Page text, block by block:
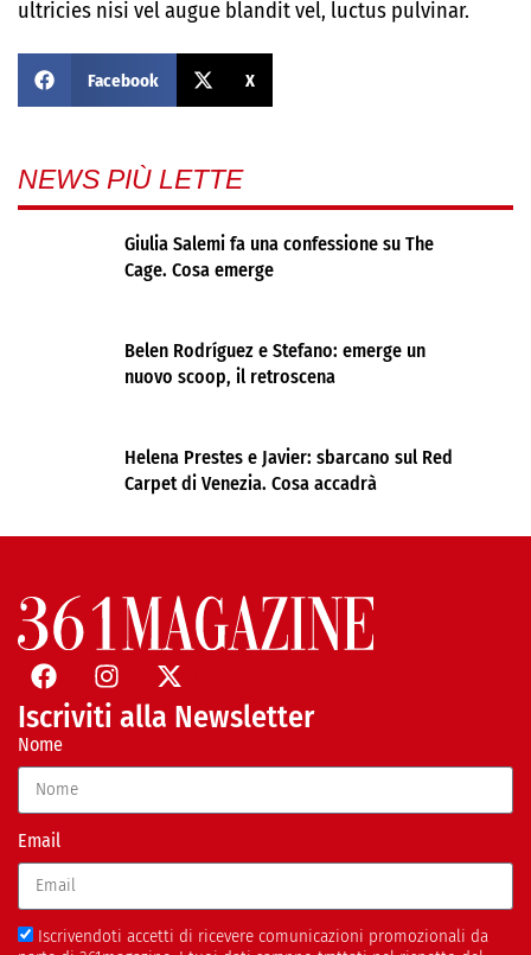
ultricies nisi vel augue blandit vel, luctus pulvinar.
Facebook X
NEWS PIÙ LETTE
Giulia Salemi fa una confessione su The
Cage. Cosa emerge
Belen Rodríguez e Stefano: emerge un
nuovo scoop, il retroscena
Helena Prestes e Javier: sbarcano sul Red
Carpet di Venezia. Cosa accadrà
Iscriviti alla Newsletter
Nome
Email
Iscrivendoti accetti di ricevere comunicazioni promozionali da